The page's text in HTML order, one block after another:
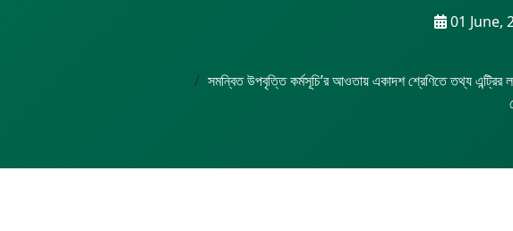
01 June,
সমন্বিত উপবৃত্তি কর্মসূচি’র আওতায় একাদশ শ্রেণিতে তথ্য এন্ট্রির